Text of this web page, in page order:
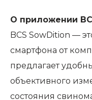
О приложении
BCS SowDition —
смартфона от
предлагает
объективного
состояния